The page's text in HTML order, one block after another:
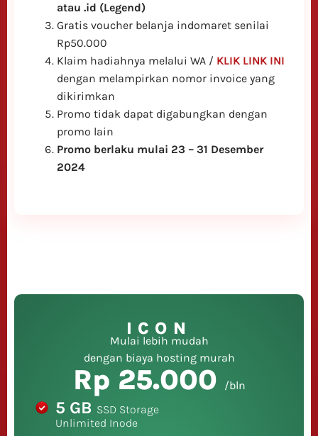
atau .id (Legend)
Gratis voucher belanja indomaret senilai
Rp50.000
Klaim hadiahnya melalui WA / KLIK LINK INI
dengan melampirkan nomor invoice yang
dikirimkan
Promo tidak dapat digabungkan dengan
promo lain
Promo berlaku mulai 23 – 31 Desember
2024
ICON
Mulai lebih mudah
dengan biaya hosting murah
Rp 25.000 /bln
5 GB SSD Storage
Unlimited Inode